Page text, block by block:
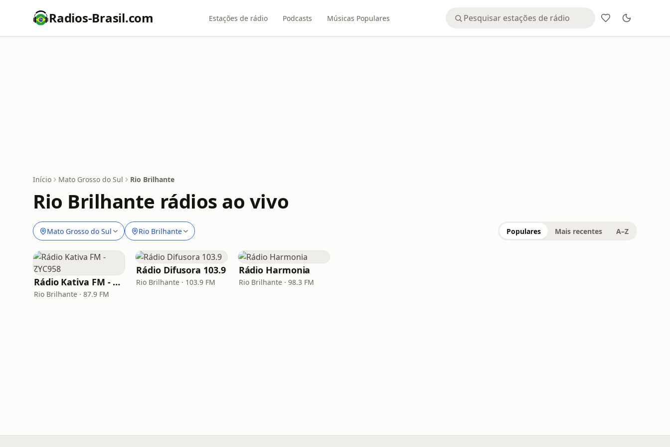
Radios-Brasil.com Estações de rádio Podcasts Músicas Populares
Início Mato Grosso do Sul Rio Brilhante
Rio Brilhante rádios ao vivo
Mato Grosso do Sul Rio Brilhante Populares Mais recentes A–Z
Rádio Kativa FM - ZYC958
Rio Brilhante · 87.9 FM
Rádio Difusora 103.9
Rio Brilhante · 103.9 FM
Rádio Harmonia
Rio Brilhante · 98.3 FM